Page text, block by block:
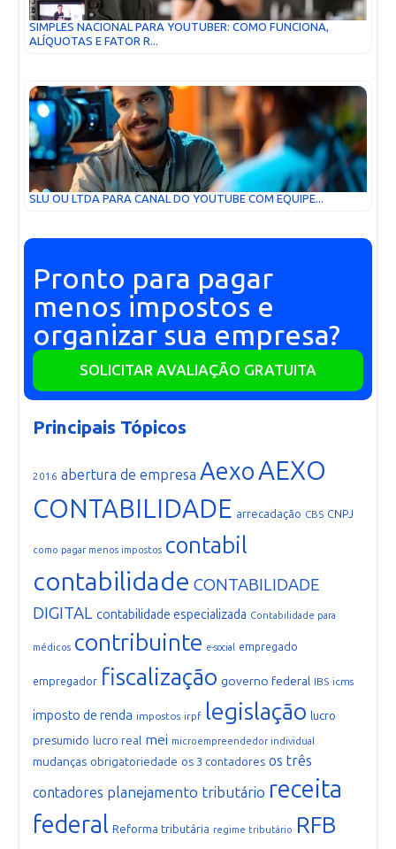
SIMPLES NACIONAL PARA YOUTUBER: COMO FUNCIONA,
ALÍQUOTAS E FATOR R...
SLU OU LTDA PARA CANAL DO YOUTUBE COM EQUIPE...
Pronto para pagar
menos impostos e
organizar sua empresa?
SOLICITAR AVALIAÇÃO GRATUITA
Principais Tópicos
2016 abertura de empresa AexoAEXO
CONTABILIDADE arrecadação CBS CNPJ
como pagar menos impostos contabil
contabilidade CONTABILIDADE
DIGITAL contabilidade especializada Contabilidade para
médicos contribuinte e-social empregado
empregador fiscalização governo federal IBS icms
imposto de renda impostos irpf legislação lucro
presumido lucro real mei microempreendedor individual
mudanças obrigatoriedade os 3 contadores os três
contadores planejamento tributário receita
federal Reforma tributária regime tributário RFB